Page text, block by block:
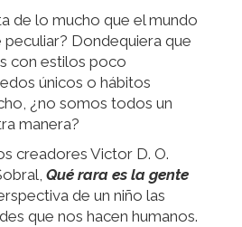
de lo mucho que el mundo
Dondequiera que
con estilos poco
únicos o hábitos
¿no somos todos un
manera?
creadores Victor D. O.
Qué rara es la gente
de un niño las
que nos hacen humanos.